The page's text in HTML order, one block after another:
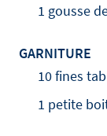
1 gousse
GARNITURE
10 fines
1 petite